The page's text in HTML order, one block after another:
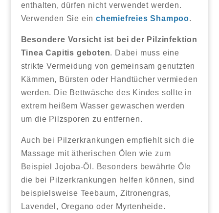
enthalten, dürfen nicht verwendet werden.
Verwenden Sie ein chemiefreies Shampoo.
Besondere Vorsicht ist bei der Pilzinfektion
Tinea Capitis geboten. Dabei muss eine
strikte Vermeidung von gemeinsam genutzten
Kämmen, Bürsten oder Handtücher vermieden
werden. Die Bettwäsche des Kindes sollte in
extrem heißem Wasser gewaschen werden
um die Pilzsporen zu entfernen.
Auch bei Pilzerkrankungen empfiehlt sich die
Massage mit ätherischen Ölen wie zum
Beispiel Jojoba-Öl. Besonders bewährte Öle
die bei Pilzerkrankungen helfen können, sind
beispielsweise Teebaum, Zitronengras,
Lavendel, Oregano oder Myrtenheide.